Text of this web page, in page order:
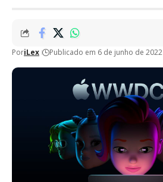
PoriLex Publicado em 6 de junho de 2022